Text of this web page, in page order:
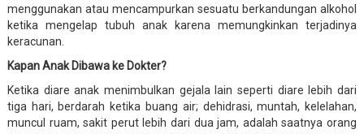
menggunakan atau mencampurkan sesuatu berkandungan alkohol
ketika mengelap tubuh anak karena memungkinkan terjadinya
keracunan.
Kapan Anak Dibawa ke Dokter?
Ketika diare anak menimbulkan gejala lain seperti diare lebih dari
tiga hari, berdarah ketika buang air; dehidrasi, muntah, kelelahan,
muncul ruam, sakit perut lebih dari dua jam, adalah saatnya orang